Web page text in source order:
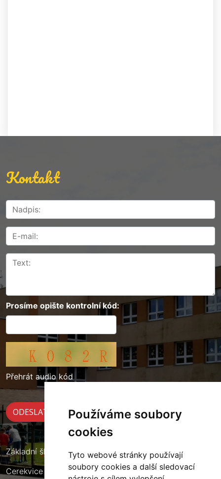
Používáme soubory
cookies
Tyto webové stránky používají
soubory cookies a další sledovací
Kontakt
Prosíme opište kontrolní kód:
Přehrát audio kód
Základní škola Cerekvice nad Loučnou
Cerekvice nad Loučnou 135